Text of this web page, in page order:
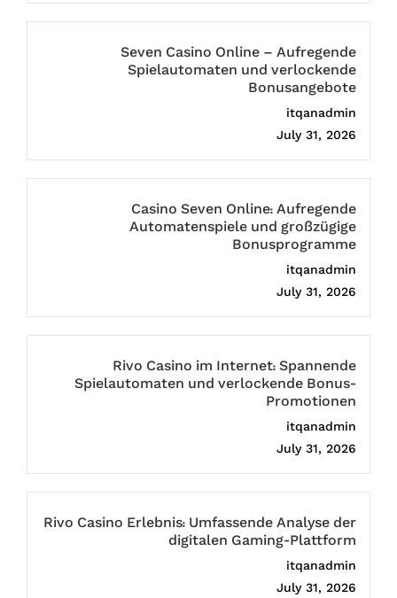
Seven Casino Online – Aufregende
Spielautomaten und verlockende
Bonusangebote
itqanadmin
July 31, 2026
Casino Seven Online: Aufregende
Automatenspiele und großzügige
Bonusprogramme
itqanadmin
July 31, 2026
Rivo Casino im Internet: Spannende
Spielautomaten und verlockende Bonus-
Promotionen
itqanadmin
July 31, 2026
Rivo Casino Erlebnis: Umfassende Analyse der
digitalen Gaming-Plattform
itqanadmin
July 31, 2026